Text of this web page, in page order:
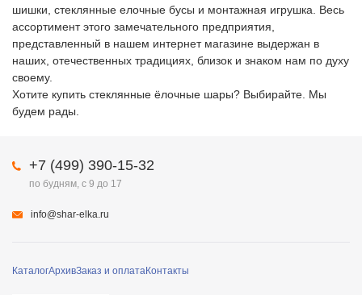
шишки, стеклянные елочные бусы и монтажная игрушка. Весь
ассортимент этого замечательного предприятия,
представленный в нашем интернет магазине выдержан в
наших, отечественных традициях, близок и знаком нам по духу
своему.
Хотите купить стеклянные ёлочные шары? Выбирайте. Мы
будем рады.
КаталогАрхивЗаказ и оплатаКонтакты
+7 (499) 390-15-32
по будням, с 9 до 17
info@shar-elka.ru